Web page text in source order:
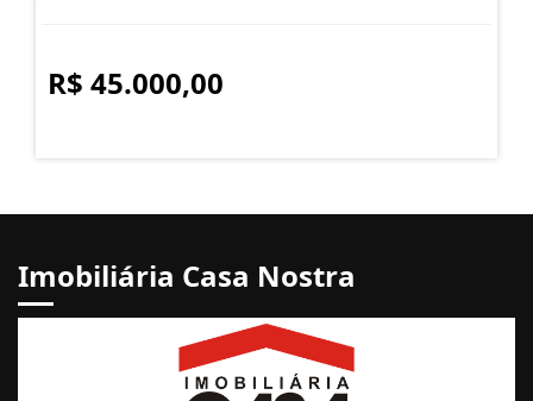
R$ 45.000,00
Imobiliária Casa Nostra